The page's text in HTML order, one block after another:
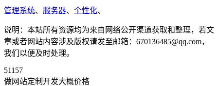
管理系统、 服务器、 个性化、
说明：本站所有资源均为来自网络公开渠道获取和整理，若文
章或者网站内容涉及版权请发至邮箱：670136485@qq.com，
我们以便及时处理。
51157
做网站定制开发大概价格